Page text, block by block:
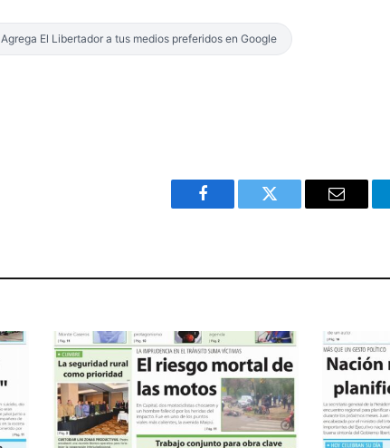
Agrega El Libertador a tus medios preferidos en Google
Facebook Twitter Email